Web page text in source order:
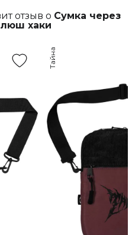
отзыв о Сумка через
хаки
Тайна